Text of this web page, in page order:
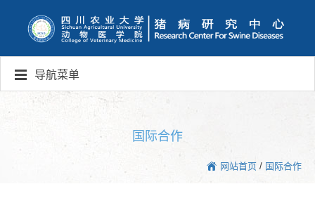
导航菜单
国际合作
网站首页/ 国际合作